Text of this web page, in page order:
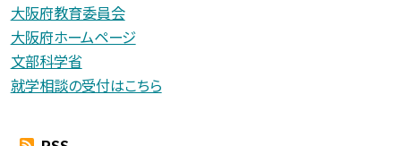
大阪府教育委員会
大阪府ホームページ
文部科学省
就学相談の受付はこちら